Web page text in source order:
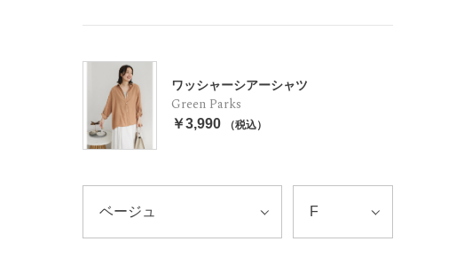
ワッシャーシアーシャツ
Green Parks
￥3,990 （税込）